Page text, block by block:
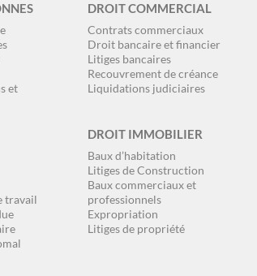
et
travail
DROIT COMMERCIAL
Contrats commerciaux
Droit bancaire et financier
Litiges bancaires
Recouvrement de créance
Liquidations judiciaires
DROIT IMMOBILIER
Baux d’habitation
Litiges de Construction
Baux commerciaux et
professionnels
Expropriation
Litiges de propriété